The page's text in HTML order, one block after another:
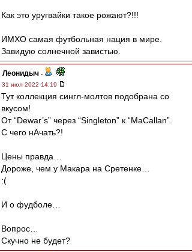
Как это уругвайки такое рожают?!!!
ИМХО самая футбольная нация в мире.
Завидую солнечной завистью.
Леонидыч -
31 июл 2022 14:19
Тут коллекция сингл-молтов подобрана со
вкусом!
От “Dewar’s” через “Singleton” к “MaCallan”.
С чего нАчать?!
Цены правда…
Дороже, чем у Макара на Сретенке…
:(
И о фудболе…
Вопрос…
Скучно не будет?